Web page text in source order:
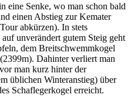
eine Senke, wo man schon bald
einen Abstieg zur Kemater
abkürzen). In stets
unverändert gutem Steig geht
dem Breitschwemmkogel
Dahinter verliert man
man kurz hinter der
üblichen Winteranstieg) über
Schaflegerkogel erreicht.